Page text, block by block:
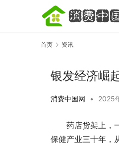
首页 资讯
银发经济崛
消费中国网 • 2025
药店货架上，
保健产业三十年，